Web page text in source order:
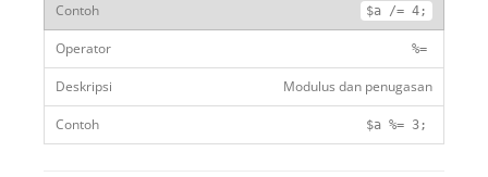
$a /= 4;
%=
Modulus dan penugasan
$a %= 3;